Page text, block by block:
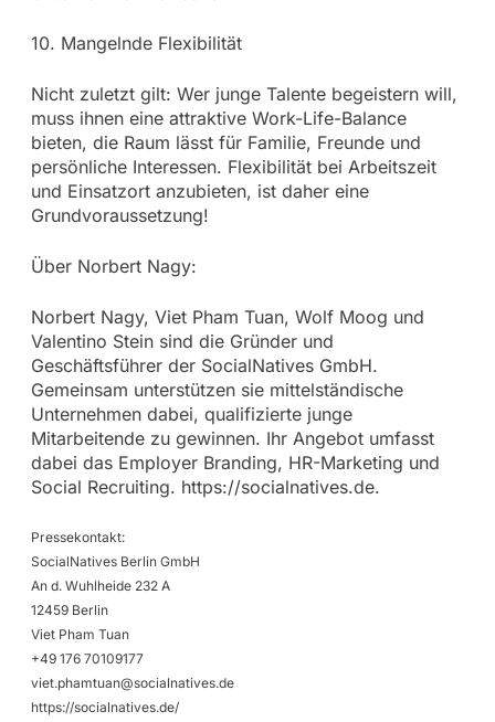
10. Mangelnde Flexibilität
Nicht zuletzt gilt: Wer junge Talente begeistern will,
muss ihnen eine attraktive Work-Life-Balance
bieten, die Raum lässt für Familie, Freunde und
persönliche Interessen. Flexibilität bei Arbeitszeit
und Einsatzort anzubieten, ist daher eine
Grundvoraussetzung!
Über Norbert Nagy:
Norbert Nagy, Viet Pham Tuan, Wolf Moog und
Valentino Stein sind die Gründer und
Geschäftsführer der SocialNatives GmbH.
Gemeinsam unterstützen sie mittelständische
Unternehmen dabei, qualifizierte junge
Mitarbeitende zu gewinnen. Ihr Angebot umfasst
dabei das Employer Branding, HR-Marketing und
Social Recruiting. https://socialnatives.de.
Pressekontakt:
SocialNatives Berlin GmbH
An d. Wuhlheide 232 A
12459 Berlin
Viet Pham Tuan
+49 176 70109177
viet.phamtuan@socialnatives.de
https://socialnatives.de/